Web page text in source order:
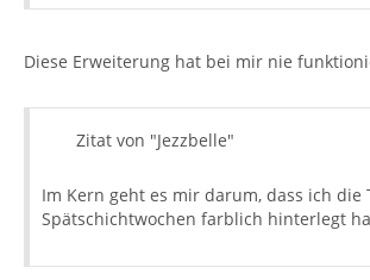
Diese Erweiterung hat bei mir nie
Zitat von "Jezzbelle"
Im Kern geht es mir darum, dass ich die
Spätschichtwochen farblich hinterlegt